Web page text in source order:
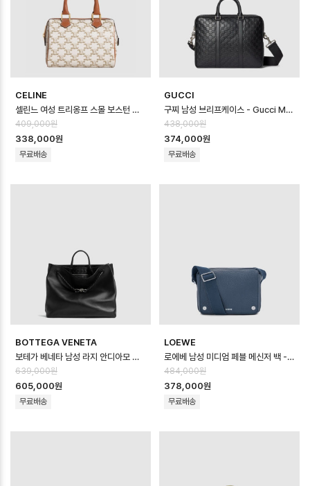
CELINE
셀린느 여성 트리옹프 스몰 보스턴 백 - Celine Womens Triomphe Smal…
409,000원
338,000원
무료배송
GUCCI
구찌 남성 브리프케이스 - Gucci Mens Briefcase - gub12615x
438,000원
374,000원
무료배송
BOTTEGA VENETA
보테가 베네타 남성 라지 안디아모 메신저 백 - Bottega veneta Mens Lar…
639,000원
605,000원
무료배송
LOEWE
로에베 남성 미디엄 페블 메신저 백 - Loewe Mens Medium Pebble Mes…
484,000원
378,000원
무료배송